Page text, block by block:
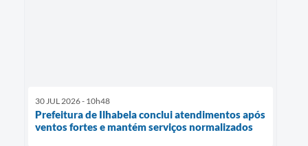
30 JUL 2026 - 10h48
Prefeitura de Ilhabela conclui atendimentos após
ventos fortes e mantém serviços normalizados